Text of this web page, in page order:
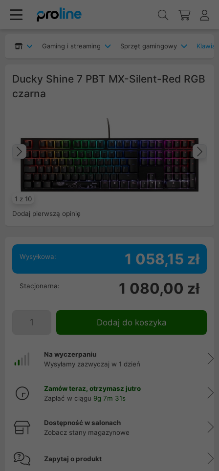
Gaming i streaming Sprzęt gamingowy
Ducky Shine 7 PBT MX-Silent-Red RGB
czarna
1 z 10
Poprzedni
Dodaj pierwszą opinię
Wysyłkowa: 1 058,15 zł
Stacjonarna: 1 080,00 zł
Dodaj do koszyka
Na wyczerpaniu
Wysyłamy zazwyczaj w 1 dzień
Zamów teraz, otrzymasz jutro
Zapłać w ciągu 9g 7m 31s
Dostępność w salonach
Zobacz stany magazynowe
Zapytaj o produkt